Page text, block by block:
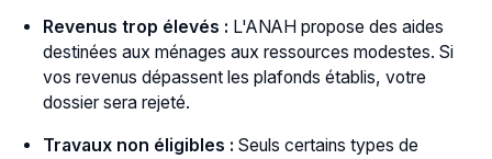
Revenus trop élevés : L'ANAH propose des aides
destinées aux ménages aux ressources modestes. Si
vos revenus dépassent les plafonds établis, votre
dossier sera rejeté.
Travaux non éligibles : Seuls certains types de